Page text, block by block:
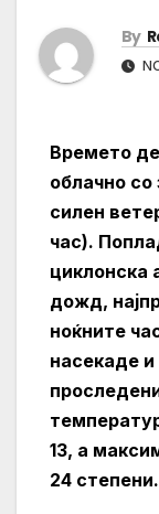
By
Времето
облачно
силен
час).
циклонска
дожд,
ноќните
насекаде
13, а
24 степени.